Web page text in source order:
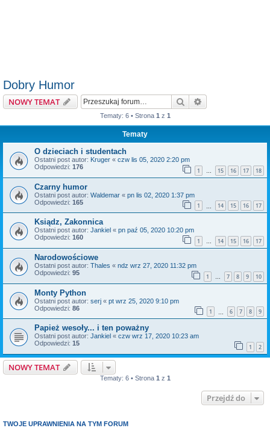
Dobry Humor
NOWY TEMAT Szukaj
Tematy: 6 • Strona 1 z 1
Tematy
O dzieciach i studentach
Ostatni post autor: Kruger « czw lis 05, 2020 2:20 pm
Odpowiedzi: 176 1 … 15 16 17 18
Czarny humor
Ostatni post autor: Waldemar « pn lis 02, 2020 1:37 pm
Odpowiedzi: 165 1 14 15 16 17
Ksiądz, Zakonnica
Ostatni post autor: Jankiel « pn paź 05, 2020 10:20 pm
Odpowiedzi: 160 1 … 14 15 16 17
Narodowościowe
Ostatni post autor: Thales « ndz wrz 27, 2020 11:32 pm
Odpowiedzi: 95 1 … 7 8 9 10
Monty Python
Ostatni post autor: serj « pt wrz 25, 2020 9:10 pm
Odpowiedzi: 86 1 6 7 8 9
Papież wesoły... i ten poważny
Ostatni post autor: Jankiel « czw wrz 17, 2020 10:23 am
Odpowiedzi: 15 1 2
NOWY TEMAT
Tematy: 6 • Strona 1 z 1
Przejdź do
TWOJE UPRAWNIENIA NA TYM FORUM